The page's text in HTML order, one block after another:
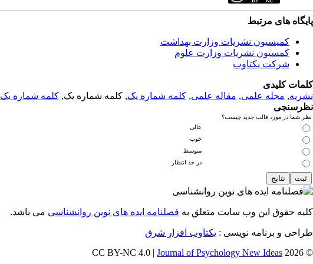
پایگاه های مرتبط
کمیسیون نشریات وزارت بهداشت
کمسیون نشریات وزارت علوم
شرکت یکتاوب
کلمات کلیدی
نشریه, مجله علمی, مقاله علمی, کلمه شماره یک, کلمه شماره یک, کلمه شماره یک
نظرسنجی
نظر شما در مورد قالب جدید چیست؟
عالی
خوب
متوسط
در حد انتظار
کلیه حقوق این وب سایت متعلق به فصلنامه ایده های نوین روانشناسی می باشد.
طراحی و برنامه نویسی : یکتاوب افزار شرق
© 2026 CC BY-NC 4.0 |
Journal of Psychology New Ideas